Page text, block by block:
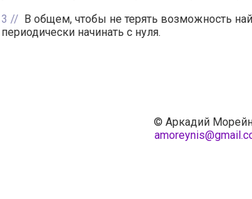
3
В общем, чтобы не терять возможность
периодически начинать с нуля.
© Аркадий